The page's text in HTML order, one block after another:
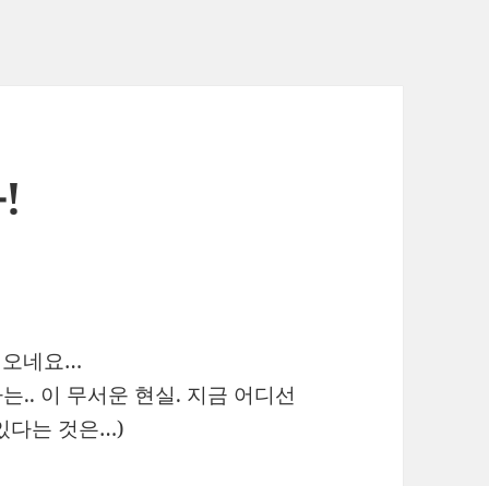
네요…
.. 이 무서운 현실. 지금 어디선
다는 것은…)